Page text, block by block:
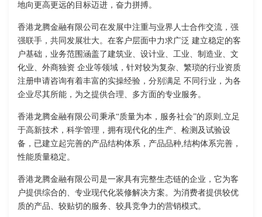
地向更高更远的目标迈进，奋力拼搏。
香港龙腾金融有限公司在发展中注重与业界人士合作交流，强
强联手，共同发展壮大。在客户层面中力求广泛 建立稳定的客
户基础，业务范围涵盖了建筑业、设计业、工业、制造业、文
化业、外商独资 企业等领域，针对较为复杂、繁琐的行业资质
注册申请咨询有着丰富的实操经验，分别满足 不同行业，为各
企业尽其所能，为之提供合理、多方面的专业服务。
香港龙腾金融有限公司秉承“质量为本，服务社会”的原则,立足
于高新技术，科学管理，拥有现代化的生产、检测及试验设
备，已建立起完善的产品结构体系，产品品种,结构体系完善，
性能质量稳定。
香港龙腾金融有限公司是一家具有完整生态链的企业，它为客
户提供综合的、专业现代化装修解决方案。为消费者提供较优
质的产品、较贴切的服务、较具竞争力的营销模式。